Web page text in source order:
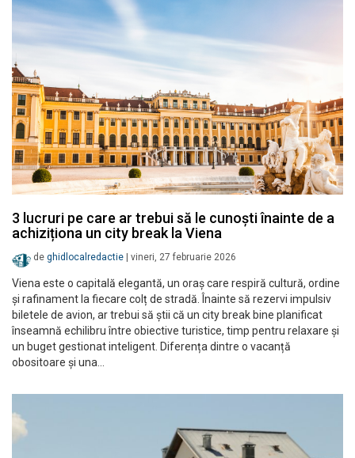
3 lucruri pe care ar trebui să le cunoști înainte de a
achiziționa un city break la Viena
de ghidlocalredactie vineri, 27 februarie 2026
Viena este o capitală elegantă, un oraș care respiră cultură, ordine
și rafinament la fiecare colț de stradă. Înainte să rezervi impulsiv
biletele de avion, ar trebui să știi că un city break bine planificat
înseamnă echilibru între obiective turistice, timp pentru relaxare și
un buget gestionat inteligent. Diferența dintre o vacanță
obositoare și una…